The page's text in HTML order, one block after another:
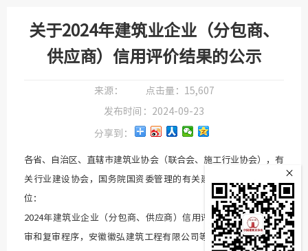
关于2024年建筑业企业（分包商、
供应商）信用评价结果的公示
来源： 点击量： 15,607
发布时间： 2024-09-23
分享到：
各省、自治区、直辖市建筑业协会（联合会、施工行业协会），有
关行业建设协会，国务院国资委管理的有关建筑业企业，有关单
位：
2024年建筑业企业（分包商、供应商）信用评价已经结束。经初
审和复审程序，安徽徽弘建筑工程有限公司等23家企业为2024年
×